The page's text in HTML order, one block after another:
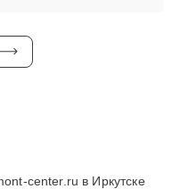
center.ru в Иркутске